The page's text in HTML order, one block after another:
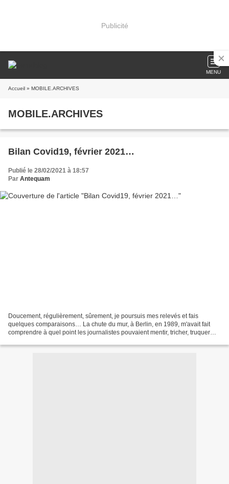
Publicité
MENU
Accueil » MOBILE.ARCHIVES
MOBILE.ARCHIVES
Bilan Covid19, février 2021…
Publié le 28/02/2021 à 18:57
Par Antequam
Doucement, régulièrement, sûrement, je poursuis mes relevés et fais
quelques comparaisons… La chute du mur, à Berlin, en 1989, m'avait fait
comprendre à quel point les journalistes pouvaient mentir, tricher, truquer